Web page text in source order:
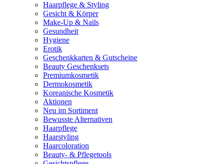
Haarpflege & Styling
Gesicht & Körper
Make-Up & Nails
Gesundheit
Hygiene
Erotik
Geschenkkarten & Gutscheine
Beauty Geschenksets
Premiumkosmetik
Dermokosmetik
Koreanische Kosmetik
Aktionen
Neu im Sortiment
Bewusste Alternativen
Haarpflege
Haarstyling
Haarcoloration
Beauty- & Pflegetools